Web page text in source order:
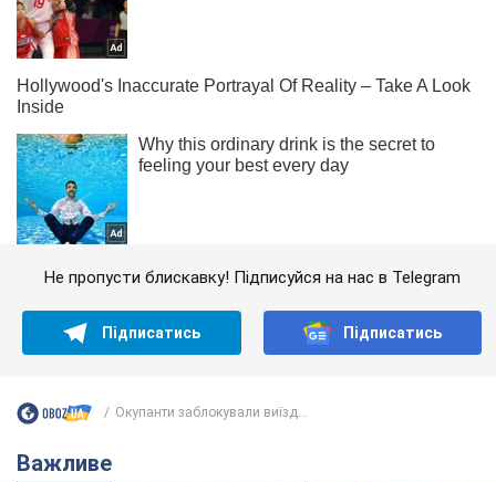
Не пропусти блискавку! Підписуйся на нас в Telegram
Підписатись Підписатись
Окупанти заблокували виїзд...
Важливе